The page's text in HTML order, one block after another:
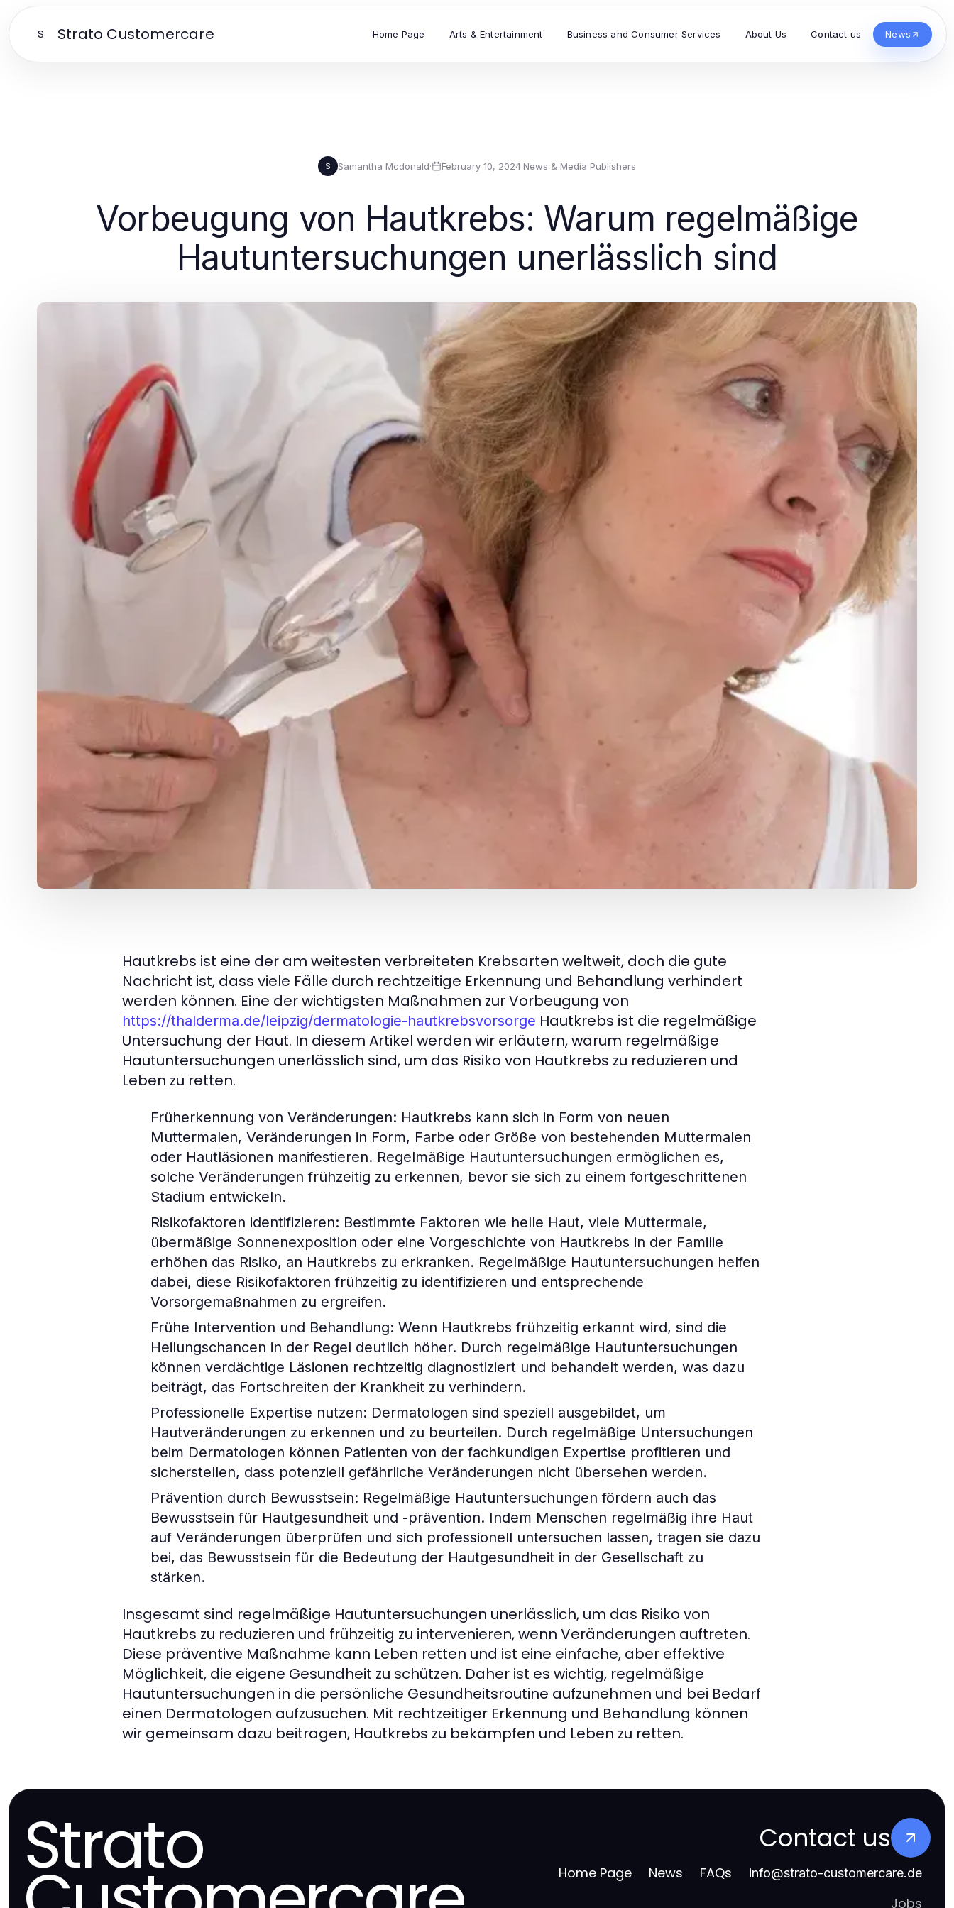
S Strato Customercare Home Page Arts & Entertainment Business and Consumer Services About Us Contact us News
S Samantha Mcdonald· February 10, 2024·News & Media Publishers
Vorbeugung von Hautkrebs: Warum regelmäßige
Hautuntersuchungen unerlässlich sind
Hautkrebs ist eine der am weitesten verbreiteten Krebsarten weltweit, doch die gute
Nachricht ist, dass viele Fälle durch rechtzeitige Erkennung und Behandlung verhindert
werden können. Eine der wichtigsten Maßnahmen zur Vorbeugung von
https://thalderma.de/leipzig/dermatologie-hautkrebsvorsorge Hautkrebs ist die regelmäßige
Untersuchung der Haut. In diesem Artikel werden wir erläutern, warum regelmäßige
Hautuntersuchungen unerlässlich sind, um das Risiko von Hautkrebs zu reduzieren und
Leben zu retten.
Früherkennung von Veränderungen: Hautkrebs kann sich in Form von neuen
Muttermalen, Veränderungen in Form, Farbe oder Größe von bestehenden Muttermalen
oder Hautläsionen manifestieren. Regelmäßige Hautuntersuchungen ermöglichen es,
solche Veränderungen frühzeitig zu erkennen, bevor sie sich zu einem fortgeschrittenen
Stadium entwickeln.
Risikofaktoren identifizieren: Bestimmte Faktoren wie helle Haut, viele Muttermale,
übermäßige Sonnenexposition oder eine Vorgeschichte von Hautkrebs in der Familie
erhöhen das Risiko, an Hautkrebs zu erkranken. Regelmäßige Hautuntersuchungen helfen
dabei, diese Risikofaktoren frühzeitig zu identifizieren und entsprechende
Vorsorgemaßnahmen zu ergreifen.
Frühe Intervention und Behandlung: Wenn Hautkrebs frühzeitig erkannt wird, sind die
Heilungschancen in der Regel deutlich höher. Durch regelmäßige Hautuntersuchungen
können verdächtige Läsionen rechtzeitig diagnostiziert und behandelt werden, was dazu
beiträgt, das Fortschreiten der Krankheit zu verhindern.
Professionelle Expertise nutzen: Dermatologen sind speziell ausgebildet, um
Hautveränderungen zu erkennen und zu beurteilen. Durch regelmäßige Untersuchungen
beim Dermatologen können Patienten von der fachkundigen Expertise profitieren und
sicherstellen, dass potenziell gefährliche Veränderungen nicht übersehen werden.
Prävention durch Bewusstsein: Regelmäßige Hautuntersuchungen fördern auch das
Bewusstsein für Hautgesundheit und -prävention. Indem Menschen regelmäßig ihre Haut
auf Veränderungen überprüfen und sich professionell untersuchen lassen, tragen sie dazu
bei, das Bewusstsein für die Bedeutung der Hautgesundheit in der Gesellschaft zu
stärken.
Insgesamt sind regelmäßige Hautuntersuchungen unerlässlich, um das Risiko von
Hautkrebs zu reduzieren und frühzeitig zu intervenieren, wenn Veränderungen auftreten.
Diese präventive Maßnahme kann Leben retten und ist eine einfache, aber effektive
Möglichkeit, die eigene Gesundheit zu schützen. Daher ist es wichtig, regelmäßige
Hautuntersuchungen in die persönliche Gesundheitsroutine aufzunehmen und bei Bedarf
einen Dermatologen aufzusuchen. Mit rechtzeitiger Erkennung und Behandlung können
wir gemeinsam dazu beitragen, Hautkrebs zu bekämpfen und Leben zu retten.
Strato Contact us
Home Page News FAQs info@strato-customercare.de
Jobs